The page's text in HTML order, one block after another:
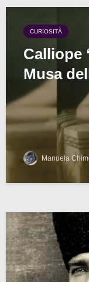
CURIOSITÀ
Calliope
Musa
Manuela